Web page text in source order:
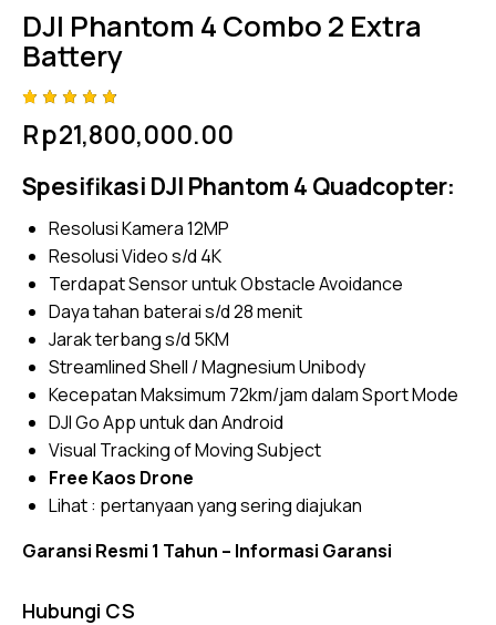
DJI Phantom 4 Combo 2 Extra
Battery
4.75out
of 5
on
custom
ratings
Rp21,800,000.00
Spesifikasi DJI Phantom 4 Quadcopter:
Resolusi Kamera 12MP
Resolusi Video s/d 4K
Terdapat Sensor untuk Obstacle Avoidance
Daya tahan baterai s/d 28 menit
Jarak terbang s/d 5KM
Streamlined Shell / Magnesium Unibody
Kecepatan Maksimum 72km/jam dalam Sport Mode
DJI Go App untuk dan Android
Visual Tracking of Moving Subject
Free Kaos Drone
Lihat : pertanyaan yang sering diajukan
Garansi Resmi 1 Tahun – Informasi Garansi
Hubungi CS